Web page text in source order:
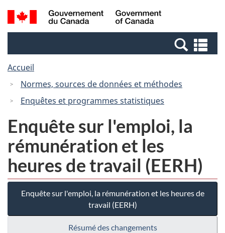
Passer
au
Passer
à
Canada
Recherche
et
et
Accueil
Normes, sources de données et méthodes
Enquêtes et programmes statistiques
Enquête sur l'emploi, la
rémunération et les
heures de travail (EERH)
Enquête sur l'emploi, la rémunération et les heures de
travail (EERH)
Résumé des changements